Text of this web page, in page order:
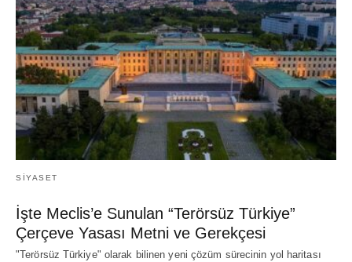
SIYASET
İşte Meclis’e Sunulan “Terörsüz Türkiye”
Çerçeve Yasası Metni ve Gerekçesi
"Terörsüz Türkiye" olarak bilinen yeni çözüm sürecinin yol haritası